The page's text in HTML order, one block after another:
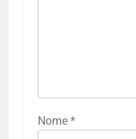
Nome *